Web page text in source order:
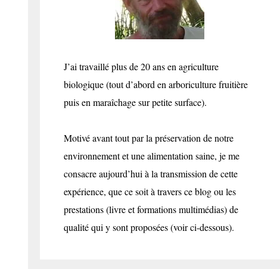
J’ai travaillé plus de 20 ans en agriculture
biologique (tout d’abord en arboriculture fruitière
puis en maraîchage sur petite surface).
Motivé avant tout par la préservation de notre
environnement et une alimentation saine, je me
consacre aujourd’hui à la transmission de cette
expérience, que ce soit à travers ce blog ou les
prestations (livre et formations multimédias) de
qualité qui y sont proposées (voir ci-dessous).